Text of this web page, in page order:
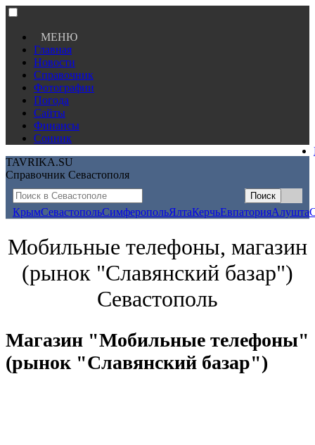
МЕНЮ
Главная
Новости
Справочник
Фотографии
Погода
Сайты
Финансы
Сонник
TAVRIKA.SU
Справочник Севастополя
КрымСевастопольСимферопольЯлтаКерчьЕвпаторияАлушта
Мобильные телефоны, магазин
(рынок "Славянский базар")
Севастополь
Магазин "Мобильные телефоны"
(рынок "Славянский базар")